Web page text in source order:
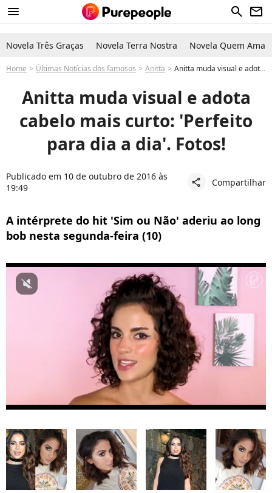
menu search newsletter
Novela Três Graças Novela Terra Nostra Novela Quem Ama
Home Últimas Notícias dos famosos Anitta Anitta muda visual e adota cabelo mais curto: 'Perfeito para dia a dia'. Fotos!
Anitta muda visual e adota
cabelo mais curto: 'Perfeito
para dia a dia'. Fotos!
Publicado em 10 de outubro de 2016 às
19:49
share Compartilhar
A intérprete do hit 'Sim ou Não' aderiu ao long
bob nesta segunda-feira (10)